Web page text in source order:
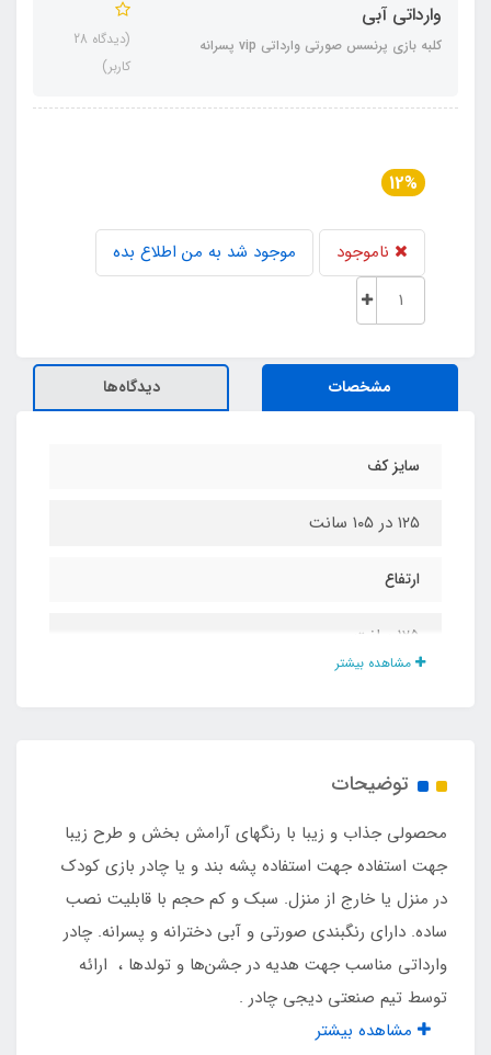
وارداتی آبی
کلبه بازی پرنسس صورتی وارداتی vip پسرانه
(دیدگاه 28
کاربر)
12%
ناموجود موجود شد به من اطلاع بده
مشخصات دیدگاه‌ها
سایز کف
۱۲۵ در ۱۰۵ سانت
ارتفاع
۱۲۵ سانت
نوع اسکلت
فنری عصایی
مناسب تا سن
۸ سال
تعداد درب
مشاهده بیشتر
توضیحات
محصولی جذاب و زیبا با رنگهای آرامش بخش و طرح زیبا
جهت استفاده جهت استفاده پشه بند و یا چادر بازی کودک
در منزل یا خارج از منزل. سبک و کم حجم با قابلیت نصب
ساده. دارای رنگبندی صورتی و آبی دخترانه و پسرانه. چادر
وارداتی مناسب جهت هدیه در جشن‌ها و تولدها ، ارائه
توسط تیم صنعتی دیجی چادر .
مشاهده بیشتر